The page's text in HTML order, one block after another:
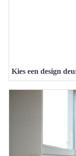
Kies een design